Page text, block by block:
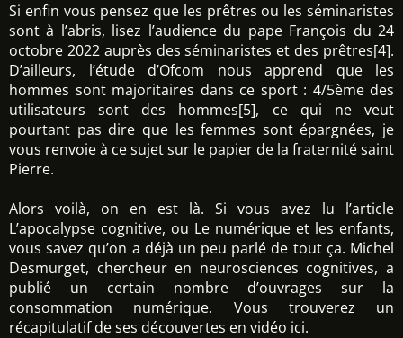
Si enfin vous pensez que les prêtres ou les séminaristes
sont à l’abris, lisez l’audience du pape François du 24
octobre 2022 auprès des séminaristes et des prêtres[4].
D’ailleurs, l’étude d’Ofcom nous apprend que les
hommes sont majoritaires dans ce sport : 4/5ème des
utilisateurs sont des hommes[5], ce qui ne veut
pourtant pas dire que les femmes sont épargnées, je
vous renvoie à ce sujet sur le papier de la fraternité saint
Pierre.
Alors voilà, on en est là. Si vous avez lu l’article
L’apocalypse cognitive, ou Le numérique et les enfants,
vous savez qu’on a déjà un peu parlé de tout ça. Michel
Desmurget, chercheur en neurosciences cognitives, a
publié un certain nombre d’ouvrages sur la
consommation numérique. Vous trouverez un
récapitulatif de ses découvertes en vidéo ici.